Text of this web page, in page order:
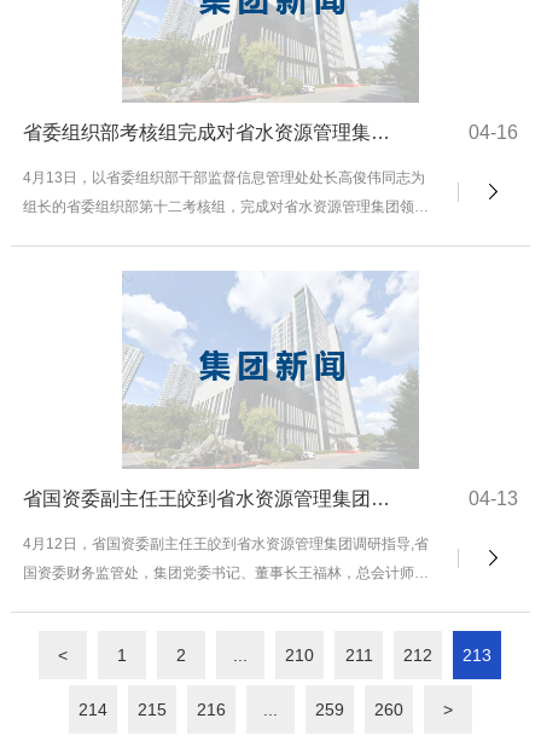
省委组织部考核组完成对省水资源管理集团领导班子2017年度考核 04-16
4月13日，以省委组织部干部监督信息管理处处长高俊伟同志为
组长的省委组织部第十二考核组，完成对省水资源管理集团领导
省国资委副主任王皎到省水资源管理集团调研指导 04-13
4月12日，省国资委副主任王皎到省水资源管理集团调研指导,省
国资委财务监管处，集团党委书记、董事长王福林，总会计师马
< 1 2 210 211 212 213
214 215 216 259 260 >